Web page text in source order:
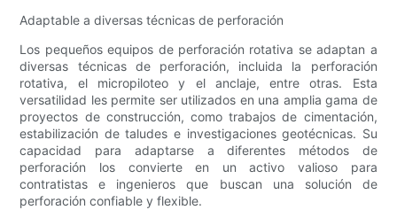
Adaptable a diversas técnicas de perforación
Los pequeños equipos de perforación rotativa se adaptan a
diversas técnicas de perforación, incluida la perforación
rotativa, el micropiloteo y el anclaje, entre otras. Esta
versatilidad les permite ser utilizados en una amplia gama de
proyectos de construcción, como trabajos de cimentación,
estabilización de taludes e investigaciones geotécnicas. Su
capacidad para adaptarse a diferentes métodos de
perforación los convierte en un activo valioso para
contratistas e ingenieros que buscan una solución de
perforación confiable y flexible.